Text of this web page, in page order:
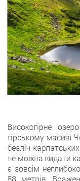
Високогірне
гірському масиві
безліч
не можна кидати
є зовсім
88 метрів.